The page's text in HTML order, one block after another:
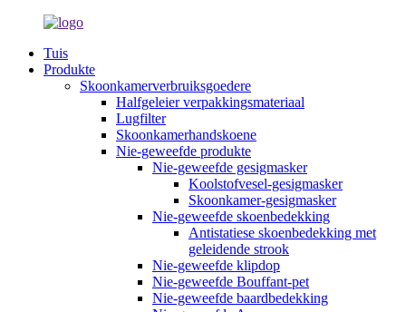
Tuis
Produkte
Skoonkamerverbruiksgoedere
Halfgeleier verpakkingsmateriaal
Lugfilter
Skoonkamerhandskoene
Nie-geweefde produkte
Nie-geweefde gesigmasker
Koolstofvesel-gesigmasker
Skoonkamer-gesigmasker
Nie-geweefde skoenbedekking
Antistatiese skoenbedekking met
geleidende strook
Nie-geweefde klipdop
Nie-geweefde Bouffant-pet
Nie-geweefde baardbedekking